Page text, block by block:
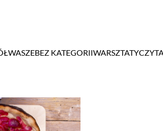
WASZEBEZ KATEGORIIWARSZTATY